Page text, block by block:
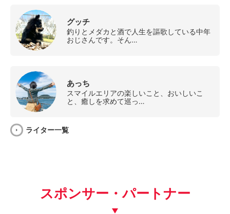
グッチ
釣りとメダカと酒で人生を謳歌している中年
おじさんです。そん…
あっち
スマイルエリアの楽しいこと、おいしいこ
と、癒しを求めて巡っ…
ライター一覧
スポンサー・パートナー